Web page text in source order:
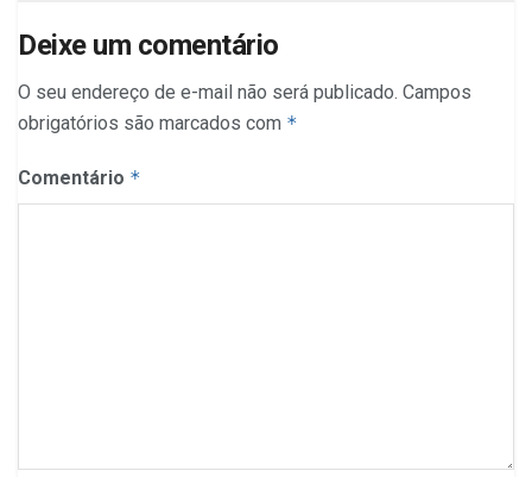
Deixe um comentário
O seu endereço de e-mail não será publicado. Campos
obrigatórios são marcados com *
Comentário *